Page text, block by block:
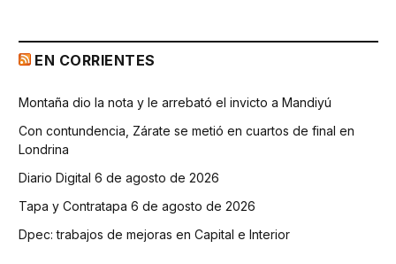
EN CORRIENTES
Montaña dio la nota y le arrebató el invicto a Mandiyú
Con contundencia, Zárate se metió en cuartos de final en
Londrina
Diario Digital 6 de agosto de 2026
Tapa y Contratapa 6 de agosto de 2026
Dpec: trabajos de mejoras en Capital e Interior